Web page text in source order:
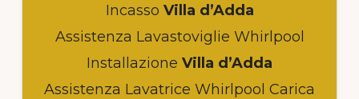
Incasso Villa d’Adda
Assistenza Lavastoviglie Whirlpool
Installazione Villa d’Adda
Assistenza Lavatrice Whirlpool Carica